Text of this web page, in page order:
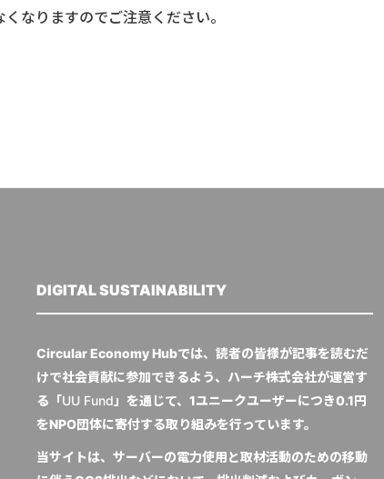
なりますのでご注意ください。
DIGITAL SUSTAINABILITY
Circular Economy Hubでは、読者の皆様が記事を読むだ
けで社会貢献に参加できるよう、ハーチ株式会社が運営す
る「UU Fund 」を通じて、1ユニークユーザーにつき0.1円
をNPO団体に寄付する取り組みを行っています。
当サイトは、サーバーの電力使用と取材活動のための移動